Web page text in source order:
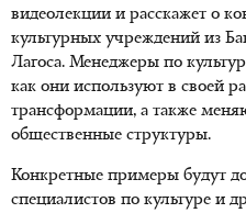
видеолекции и расскажет о
культурных учреждений из
Лагоса. Менеджеры по
как они используют в своей
трансформации, а также
общественные структуры.
Конкретные примеры будут
специалистов по культуре и